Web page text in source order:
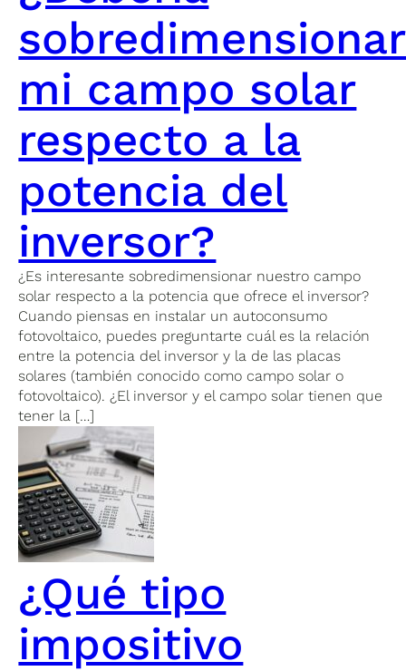
sobredimensionar
mi campo solar
respecto a la
potencia del
inversor?
¿Es interesante sobredimensionar nuestro campo
solar respecto a la potencia que ofrece el inversor?
Cuando piensas en instalar un autoconsumo
fotovoltaico, puedes preguntarte cuál es la relación
entre la potencia del inversor y la de las placas
solares (también conocido como campo solar o
fotovoltaico). ¿El inversor y el campo solar tienen que
tener la […]
¿Qué tipo
impositivo